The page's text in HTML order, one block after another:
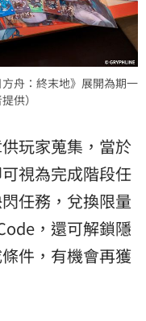
舟：終末地》展開為期一
供）
玩家蒐集，當於
視為完成階段任
任務，兌換限量
，還可解鎖隱
件，有機會再獲